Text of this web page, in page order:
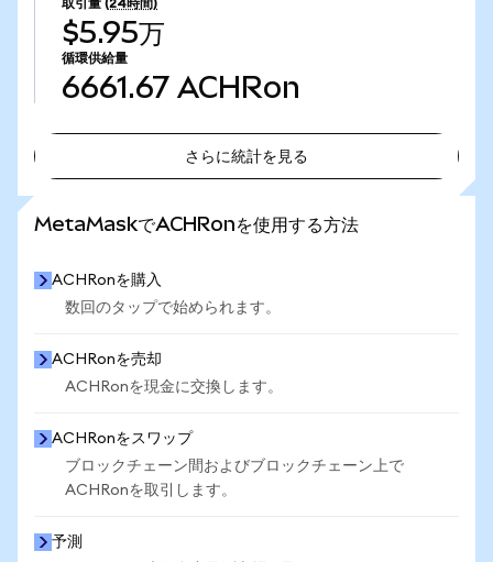
取引量 (24時間)
$5.95万
循環供給量
6661.67 ACHRon
さらに統計を見る
MetaMaskでACHRonを使用する方法
ACHRonを購入
数回のタップで始められます。
ACHRonを売却
ACHRonを現金に交換します。
ACHRonをスワップ
ブロックチェーン間およびブロックチェーン上で
ACHRonを取引します。
予測